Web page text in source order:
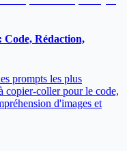
Code, Rédaction,
prompts les plus
copier-coller pour le code,
d'images et